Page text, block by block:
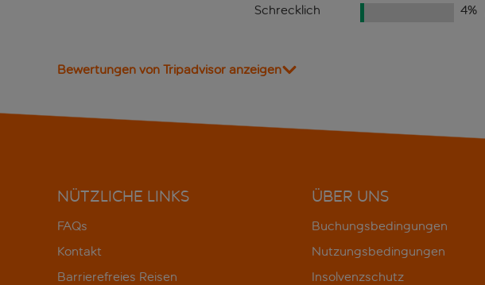
Schrecklich
4%
Bewertungen von Tripadvisor anzeigen
NÜTZLICHE LINKS
FAQs
Kontakt
Barrierefreies Reisen
ÜBER UNS
Buchungsbedingungen
Nutzungsbedingungen
Insolvenzschutz